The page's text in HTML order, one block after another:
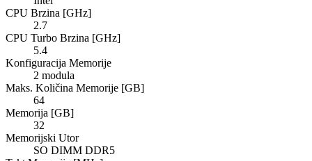
CPU Brzina [GHz]
2.7
CPU Turbo Brzina [GHz]
5.4
Konfiguracija Memorije
2 modula
Maks. Količina Memorije [GB]
64
Memorija [GB]
32
Memorijski Utor
SO DIMM DDR5